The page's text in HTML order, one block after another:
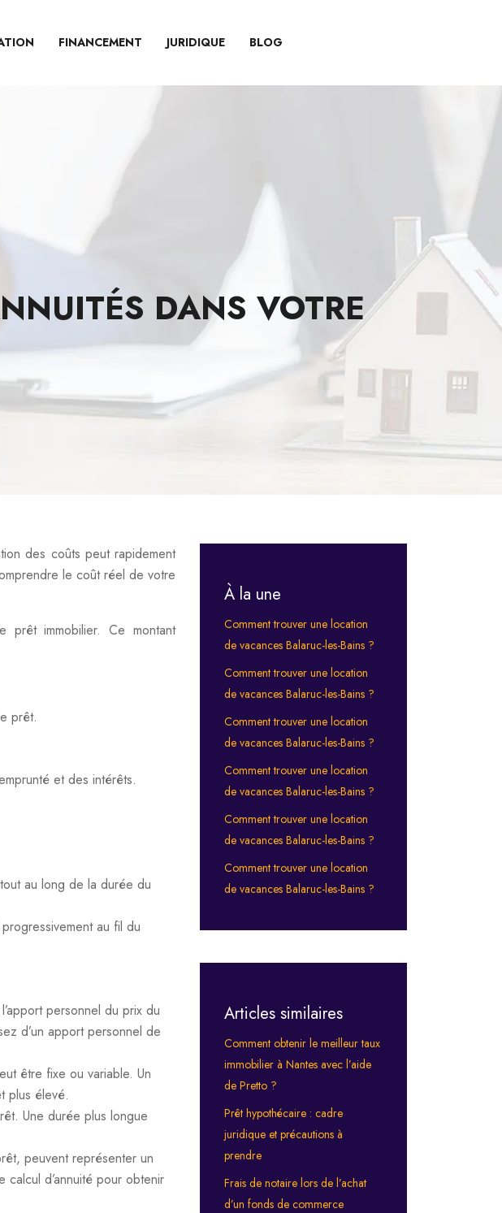
FINANCEMENT JURIDIQUE BLOG
DANS VOTRE
des coûts peut rapidement
le coût réel de votre
prêt immobilier. Ce montant
prêt.
et des intérêts.
au long de la durée du
au fil du
personnel du prix du
d’un apport personnel de
être fixe ou variable. Un
plus élevé.
Une durée plus longue
peuvent représenter un
d’annuité pour obtenir
À la une
Comment trouver une location
de vacances Balaruc-les-Bains ?
Comment trouver une location
de vacances Balaruc-les-Bains ?
Comment trouver une location
de vacances Balaruc-les-Bains ?
Comment trouver une location
de vacances Balaruc-les-Bains ?
Comment trouver une location
de vacances Balaruc-les-Bains ?
Comment trouver une location
de vacances Balaruc-les-Bains ?
Articles similaires
Comment obtenir le meilleur taux
immobilier à Nantes avec l’aide
de Pretto ?
Prêt hypothécaire : cadre
juridique et précautions à
prendre
Frais de notaire lors de l’achat
d’un fonds de commerce